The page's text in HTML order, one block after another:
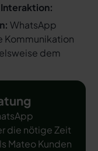
WhatsApp
Kommunikation
dem
die nötige Zeit
Mateo Kunden